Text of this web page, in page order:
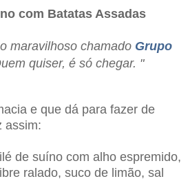
com Batatas Assadas
maravilhoso chamado Grupo
quiser, é só chegar. "
e que dá para fazer de
assim:
de suíno com alho espremido,
ralado, suco de limão, sal